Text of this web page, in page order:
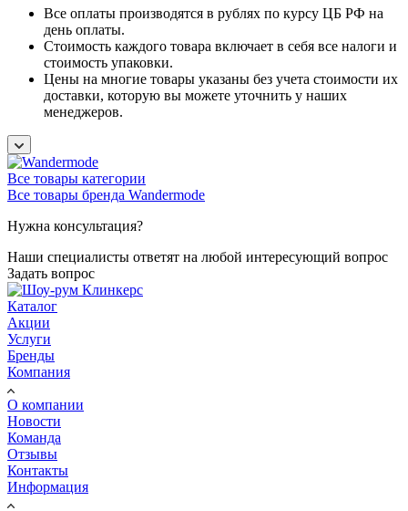
Все оплаты производятся в рублях по курсу ЦБ РФ на
день оплаты.
Стоимость каждого товара включает в себя все налоги и
стоимость упаковки.
Цены на многие товары указаны без учета стоимости их
доставки, которую вы можете уточнить у наших
менеджеров.
Все товары категории
Все товары бренда Wandermode
Нужна консультация?
Наши специалисты ответят на любой интересующий вопрос
Задать вопрос
Каталог
Акции
Услуги
Бренды
Компания
О компании
Новости
Команда
Отзывы
Контакты
Информация